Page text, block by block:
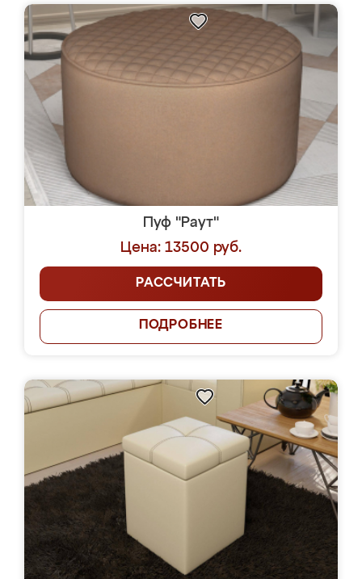
Пуф "Раут"
Цена: 13500 руб.
РАССЧИТАТЬ
ПОДРОБНЕЕ